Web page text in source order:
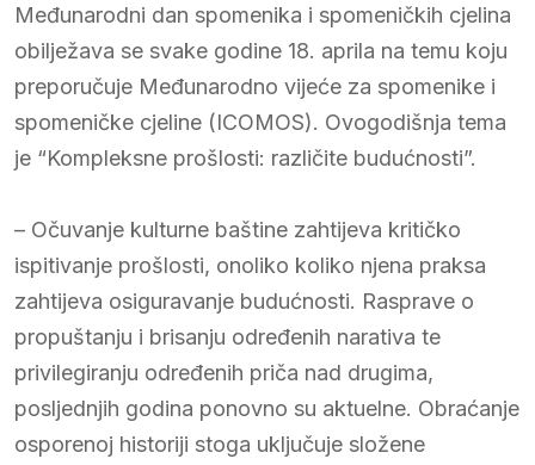
Međunarodni dan spomenika i spomeničkih cjelina
obilježava se svake godine 18. aprila na temu koju
preporučuje Međunarodno vijeće za spomenike i
spomeničke cjeline (ICOMOS). Ovogodišnja tema
je “Kompleksne prošlosti: različite budućnosti”.
– Očuvanje kulturne baštine zahtijeva kritičko
ispitivanje prošlosti, onoliko koliko njena praksa
zahtijeva osiguravanje budućnosti. Rasprave o
propuštanju i brisanju određenih narativa te
privilegiranju određenih priča nad drugima,
posljednjih godina ponovno su aktuelne. Obraćanje
osporenoj historiji stoga uključuje složene